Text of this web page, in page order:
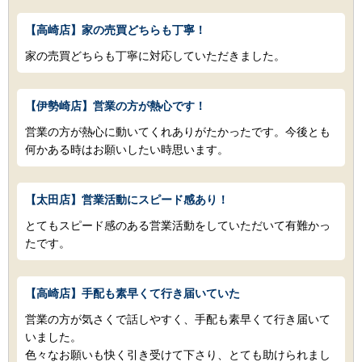
【高崎店】家の売買どちらも丁寧！
家の売買どちらも丁寧に対応していただきました。
【伊勢崎店】営業の方が熱心です！
営業の方が熱心に動いてくれありがたかったです。今後とも
何かある時はお願いしたい時思います。
【太田店】営業活動にスピード感あり！
とてもスピード感のある営業活動をしていただいて有難かっ
たです。
【高崎店】手配も素早くて行き届いていた
営業の方が気さくで話しやすく、手配も素早くて行き届いて
いました。
色々なお願いも快く引き受けて下さり、とても助けられまし